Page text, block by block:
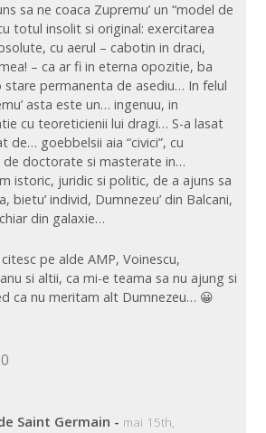
sa ne coaca Zupremu’ un “model de
totul insolit si original: exercitarea
cu aerul – cabotin in draci,
– ca ar fi in eterna opozitie, ba
stare permanenta de asediu… In felul
asta este un… ingenuu, in
cu teoreticienii lui dragi… S-a lasat
de… goebbelsii aia “civici”, cu
de doctorate si masterate in…
istoric, juridic si politic, de a ajuns sa
bietu’ individ, Dumnezeu’ din Balcani,
din galaxie…
pe alde AMP, Voinescu,
si altii, ca mi-e teama sa nu ajung si
ca nu meritam alt Dumnezeu… 😀
0
Saint Germain - mai 15th,